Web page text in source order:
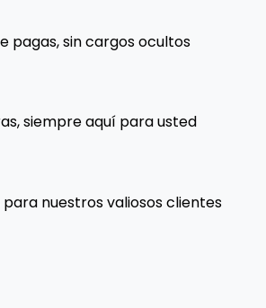
pagas, sin cargos ocultos
siempre aquí para usted
nuestros valiosos clientes